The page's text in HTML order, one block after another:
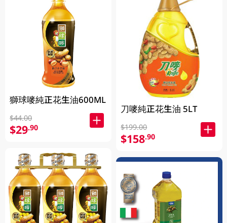
獅球嘜純正花生油600ML
$44.00
$29.90
刀嘜純正花生油 5LT
$199.00
$158.90